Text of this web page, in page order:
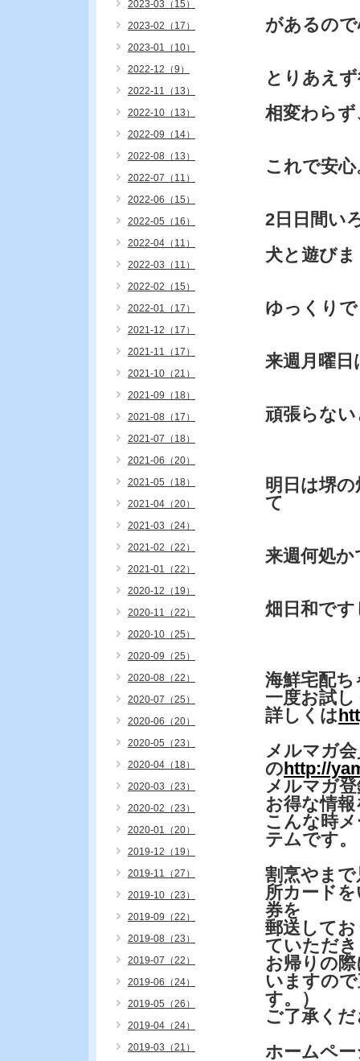
があるの
とりあえ
相変わら
これで安心
2日日間い
犬と遊び
ゆっくり
来週月曜日
頑張らな
明日は堺の
て
来週何処
畑日和です
海鮮宅配
一度お試
詳しくは
メルマガ
のhttp://
メルマガ
お得な情
こんな時
テムです。
割烹やま
所カード
券を
郵送して
ていただ
お帰りの
いますの
す。）
ご了承く
ホームペ
2023-03（15）
2023-02（17）
2023-01（10）
2022-12（9）
2022-11（13）
2022-10（13）
2022-09（14）
2022-08（13）
2022-07（11）
2022-06（15）
2022-05（16）
2022-04（11）
2022-03（11）
2022-02（15）
2022-01（17）
2021-12（17）
2021-11（17）
2021-10（21）
2021-09（18）
2021-08（17）
2021-07（18）
2021-06（20）
2021-05（18）
2021-04（20）
2021-03（24）
2021-02（22）
2021-01（22）
2020-12（19）
2020-11（22）
2020-10（25）
2020-09（25）
2020-08（22）
2020-07（25）
2020-06（20）
2020-05（23）
2020-04（18）
2020-03（23）
2020-02（23）
2020-01（20）
2019-12（19）
2019-11（27）
2019-10（23）
2019-09（22）
2019-08（23）
2019-07（22）
2019-06（24）
2019-05（26）
2019-04（24）
2019-03（21）